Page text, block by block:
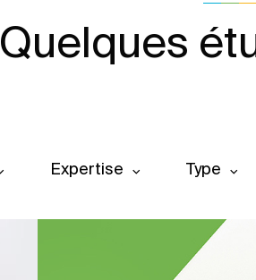
Quelques
Expertise Type